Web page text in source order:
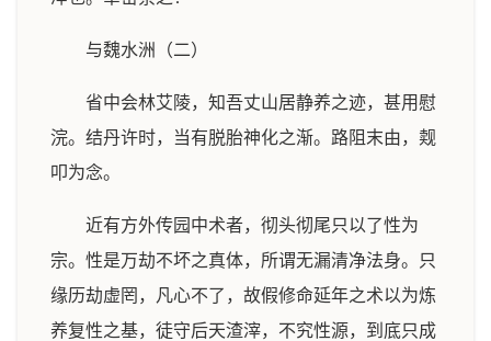
与魏水洲（二）
省中会林艾陵，知吾丈山居静养之迹，甚用慰
浣。结丹许时，当有脱胎神化之渐。路阻末由，觌
叩为念。
近有方外传园中术者，彻头彻尾只以了性为
宗。性是万劫不坏之真体，所谓无漏清净法身。只
缘历劫虚罔，凡心不了，故假修命延年之术以为炼
养复性之基，徒守后天渣滓，不究性源，到底只成